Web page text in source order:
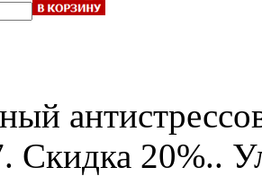
Скидка 20%..